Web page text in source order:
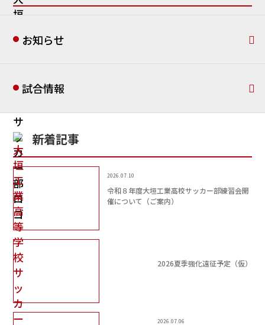
お知らせ
試合情報
新着記事
2026.07.10
令和８年度大垣工業高校サッカー部練習会開
催について（ご案内）
2026夏季強化遠征予定（仮）
2026.07.06